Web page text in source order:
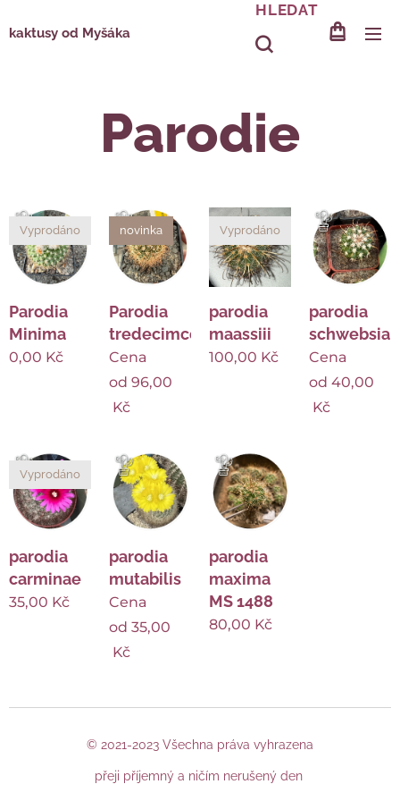
kaktusy od Myšáka
HLEDAT
Parodie
Parodia
Minima
Vyprodáno
0,00 Kč
Parodia
tredecimcostata
novinka
Cena
od 96,00
Kč
parodia
maassiii
Vyprodáno
100,00 Kč
parodia
Cena
od 40,00
Kč
parodia
carminae
Vyprodáno
35,00 Kč
parodia
mutabilis
Cena
od 35,00
Kč
parodia
maxima
MS 1488
80,00 Kč
© 2021-2023 Všechna práva vyhrazena
přeji příjemný a ničím nerušený den